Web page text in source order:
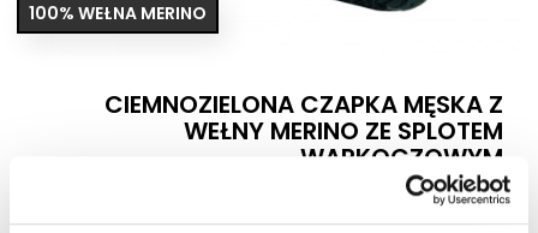
100% WEŁNA MERINO
CIEMNOZIELONA CZAPKA MĘSKA Z
WEŁNY MERINO ZE SPLOTEM
WARKOCZOWYM
Cena
199,00 zł